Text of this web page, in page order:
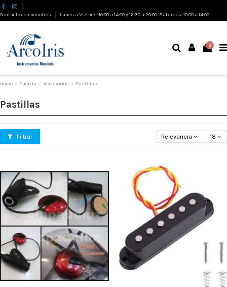
Contacte con nosotros Lunes a Viernes: 10:00 a 14:00 y 16:30 a 20:00. Sábados: 10:00 a 14:00
0
Inicio Cuerda Accesorios Pastillas
Pastillas
Filtrar Relevancia 18